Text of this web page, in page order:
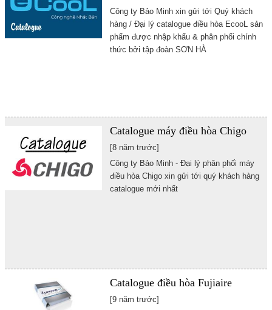
Công ty Bảo Minh xin gửi tới Quý khách
hàng / Đại lý catalogue điều hòa EcooL sản
phẩm được nhập khẩu & phân phối chính
thức bởi tập đoàn SƠN HÀ
Catalogue máy điều hòa Chigo
[8 năm trước]
Công ty Bảo Minh - Đại lý phân phối máy
điều hòa Chigo xin gửi tới quý khách hàng
catalogue mới nhất
Catalogue điều hòa Fujiaire
[9 năm trước]